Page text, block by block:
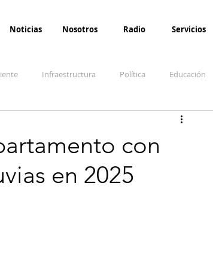
Noticias Nosotros Radio Servicios
Infraestructura Política Educación
Paz
Conflicto armado interno
con
en 2025